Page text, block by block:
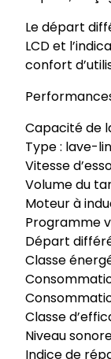
Le départ
LCD et
confort
Capacité de
Type : lave-
Vitesse
Volume du
Moteur à
Programme
Départ
Classe
Classe
Niveau
Indice de